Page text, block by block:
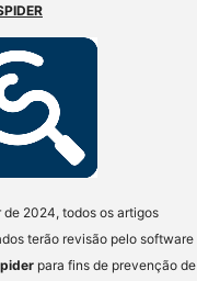
de 2024, todos os artigos
terão revisão pelo software
para fins de prevenção de